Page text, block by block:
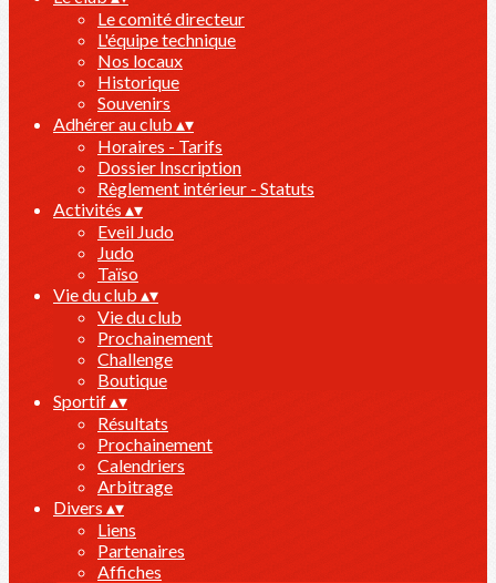
Le comité directeur
L'équipe technique
Nos locaux
Historique
Souvenirs
Adhérer au club ▴▾
Horaires - Tarifs
Dossier Inscription
Règlement intérieur - Statuts
Activités ▴▾
Eveil Judo
Judo
Taïso
Vie du club ▴▾
Vie du club
Prochainement
Challenge
Boutique
Sportif▴▾
Résultats
Prochainement
Calendriers
Arbitrage
Divers ▴▾
Liens
Partenaires
Affiches